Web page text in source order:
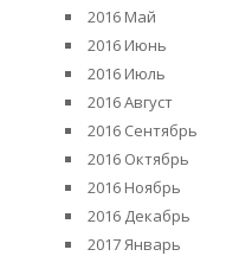
2016 Май
2016 Июнь
2016 Июль
2016 Август
2016 Сентябрь
2016 Октябрь
2016 Ноябрь
2016 Декабрь
2017 Январь